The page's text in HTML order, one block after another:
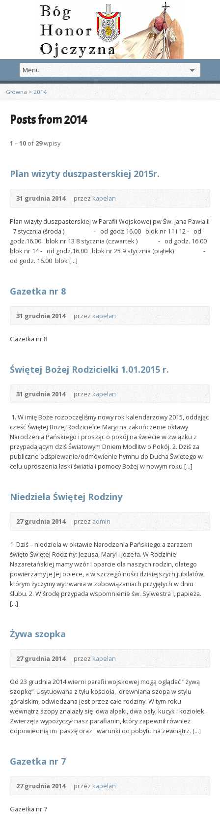
Główna >2014
Posts from 2014
1 –10 of29wpisy
Plan wizyty duszpasterskiej 2015r.
31 grudnia 2014 przez kapelan
Plan wizyty duszpasterskiej w Parafii Wojskowej pw Św. Jana Pawła II
7 stycznia (środa ) - od godz.16.00 blok nr 11 i 12 - od
godz.16.00 blok nr 13 8 stycznia (czwartek ) - od godz. 16.00
blok nr 14 - od godz.16.00 blok nr 25 9 stycznia (piątek) -
od godz. 16.00 blok [...]
Gazetka nr 8
31 grudnia 2014 przez kapelan
Gazetka nr 8
Świętej Bożej Rodzicielki 1.01.2015 r.
31 grudnia 2014 przez kapelan
1. W imię Boże rozpoczęliśmy nowy rok kalendarzowy 2015, oddając
cześć Świętej Bożej Rodzicielce Maryi na zakończenie oktawy
Narodzenia Pańskiego i prosząc o pokój na świecie w związku z
przypadającym dziś Światowym Dniem Modlitw o Pokój. 2. Dziś za
publiczne odśpiewanie/odmówienie hymnu do Ducha Świętego w
celu uproszenia łaski światła i pomocy Bożej w nowym roku [...]
Niedziela Świętej Rodziny
27 grudnia 2014 przez admin
1. Dziś – niedziela w oktawie Narodzenia Pańskiego a zarazem
święto Świętej Rodziny: Jezusa, Maryi i Józefa. W Rodzinie
Nazaretańskiej mamy wzór i oparcie dla naszych rodzin, dlatego
powierzamy je Jej opiece, a w szczególności dzisiejszych jubilatów,
którym życzymy wytrwania w zobowiązaniach przyjętych w dniu
ślubu. 2. W środę przypada wspomnienie św. Sylwestra I, papieża.
[...]
Żywa szopka
27 grudnia 2014 przez kapelan
Od 23 grudnia 2014 wierni parafii wojskowej mogą oglądać ” żywą
szopkę”. Usytuowana z tyłu kościoła, drewniana szopa w stylu
góralskim, odwiedzana jest przez całe rodziny. W tym roku
wewnątrz szopy znalazły się dwa alpaki, dwa osły, kucyk i koziołek.
Zwierzęta wypożyczył nasz parafianin, który zapewnił również
odpowiednią im paszę oraz warunki do pobytu na zewnątrz. [...]
Gazetka nr 7
27 grudnia 2014 przez kapelan
Gazetka nr 7